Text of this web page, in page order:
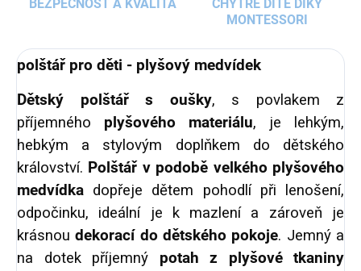
BEZPEČNOST A KVALITA
CHYTRÉ DÍTĚ DÍKY
MONTESSORI
polštář pro děti - plyšový medvídek
Dětský polštář s oušky, s povlakem z
příjemného plyšového materiálu, je lehkým,
hebkým a stylovým doplňkem do dětského
království. Polštář v podobě velkého plyšového
medvídka dopřeje dětem pohodlí při lenošení,
odpočinku, ideální je k mazlení a zároveň je
krásnoudekorací do dětského pokoje. Jemný a
na dotek příjemný potah z plyšové tkaniny